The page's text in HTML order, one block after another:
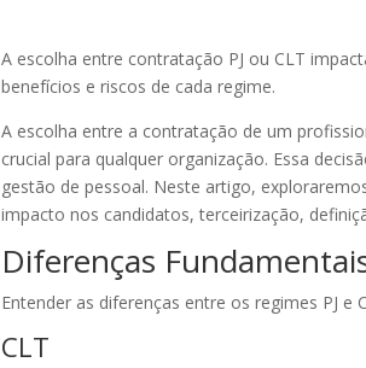
A escolha entre contratação PJ ou CLT
benefícios e riscos de cada regime.
A escolha entre a contratação de um
crucial para qualquer organização. Essa
gestão de pessoal. Neste artigo,
impacto nos candidatos, terceirização,
Diferenças
Entender as diferenças entre os regimes PJ
CLT